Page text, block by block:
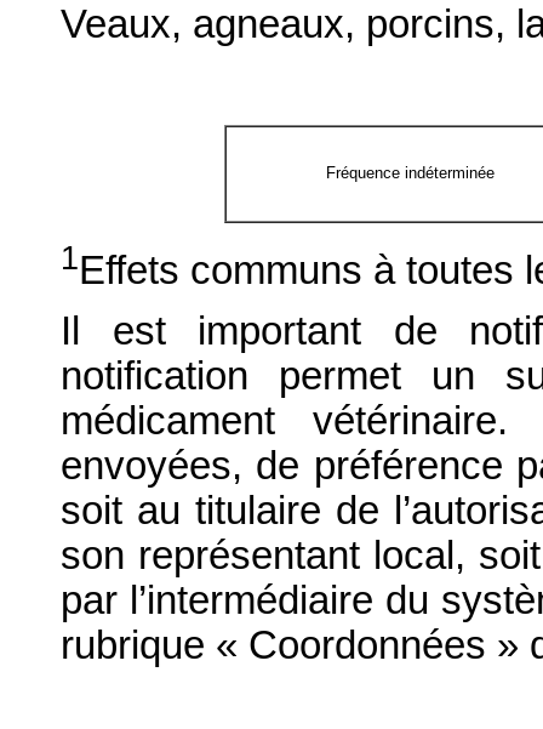
Veaux, agneaux, porcins,
Fréquence indéterminée
1Effets communs à toutes
Il est important de
notification permet un
médicament
envoyées, de préférence
soit au titulaire de
son représentant local,
par l’intermédiaire du
rubrique « Coordonnées »